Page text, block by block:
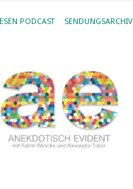
PODCAST SENDUNGSARCHIV